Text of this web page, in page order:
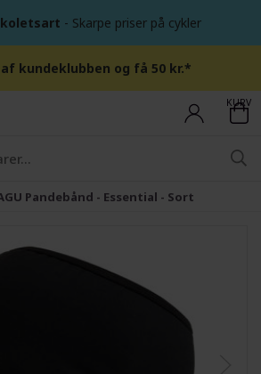
- Skarpe priser på cykler
kundeklubben og få 50 kr.*
KURV
Pandebånd - Essential - Sort